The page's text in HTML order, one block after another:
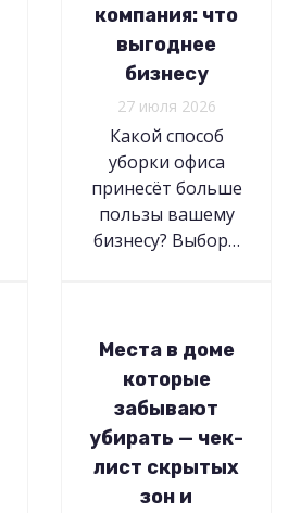
компания: что
выгоднее
бизнесу
27 июля 2026
Какой способ
уборки офиса
принесёт больше
пользы вашему
бизнесу? Выбор…
Места в доме
которые
забывают
убирать — чек-
лист скрытых
зон и